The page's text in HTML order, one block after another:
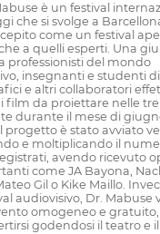
è un festival
che si svolge a
come un festival
a quelli esperti. Una
professionisti del mondo
insegnanti e studenti di
e altri collaboratori
film da proiettare nelle tre
durante il mese di
progetto è stato avviato
e moltiplicando il
avendo ricevuto
come JA Bayona,
Gil o Kike Maillo.
audiovisivo, Dr. Mabuse
omogeneo e
godendosi il teatro e